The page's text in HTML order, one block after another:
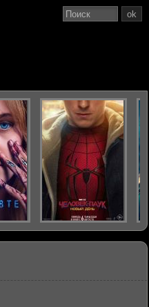
ok